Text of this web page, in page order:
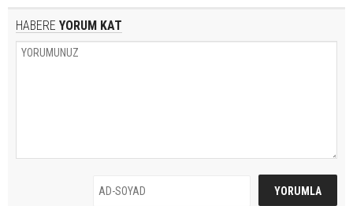
HABERE YORUM KAT